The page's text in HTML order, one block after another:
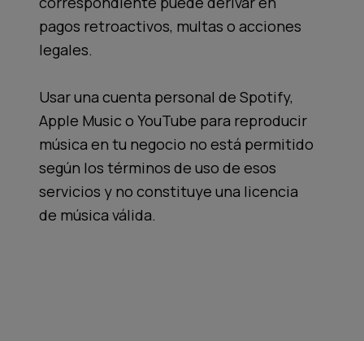
pagos retroactivos, multas o acciones
legales.
Usar una cuenta personal de Spotify,
Apple Music o YouTube para reproducir
música en tu negocio no está permitido
según los términos de uso de esos
servicios y no constituye una licencia
de música válida.